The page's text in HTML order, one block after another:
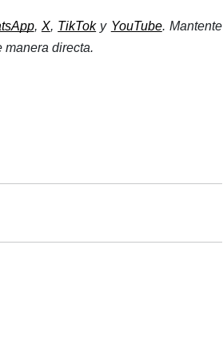
, X, TikTok y YouTube. Mantente
manera directa.